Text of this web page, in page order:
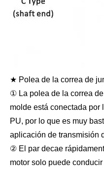
★ Polea de la correa de
① La polea de la correa
molde está conectada por
PU, por lo que es muy
aplicación de transmisión
② El par decae
motor solo puede